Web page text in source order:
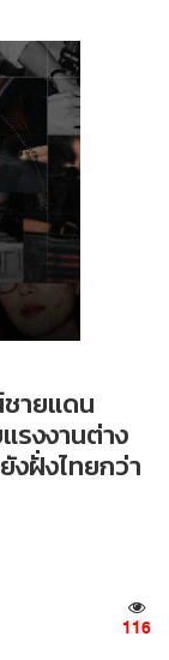
ายแดน
รงงานต่าง
ฝั่งไทยกว่า
116